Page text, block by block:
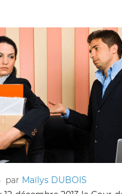
par Maïlys DUBOIS